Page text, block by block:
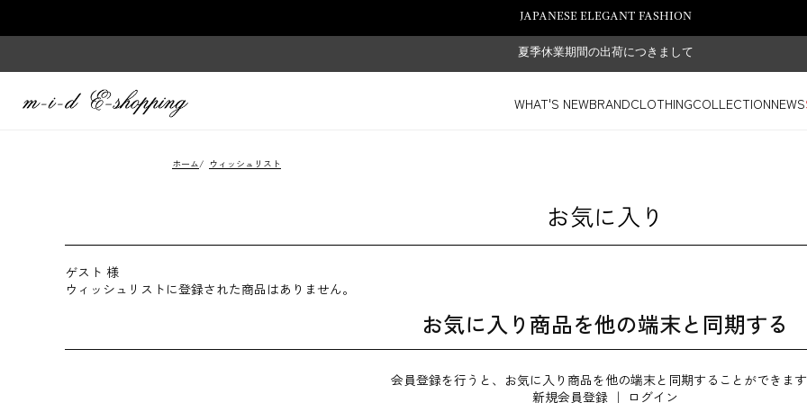
JAPANESE ELEGANT FASHION
夏季休業期間の出荷につきまして
WHAT'S NEWBRANDCLOTHINGCOLLECTIONNEWS
ホーム/ ウィッシュリスト
お気に入り
ゲスト 様
ウィッシュリストに登録された商品はありません。
お気に入り商品を他の端末と同期する
会員登録を行うと、お気に入り商品を他の端末と同期することができます
新規会員登録 ｜ ログイン